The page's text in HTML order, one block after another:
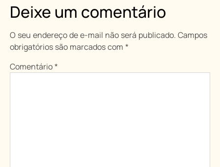
Deixe um comentário
O seu endereço de e-mail não será publicado. Campos
obrigatórios são marcados com *
Comentário*